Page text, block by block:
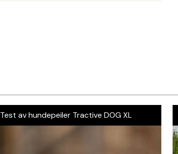
Test av hundepeiler Tractive DOG XL